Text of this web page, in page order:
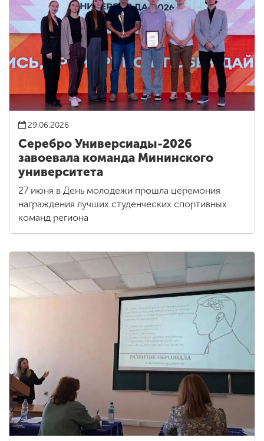
29.06.2026
Серебро Универсиады-2026
завоевала команда Мининского
университета
27 июня в День молодежи прошла церемония
награждения лучших студенческих спортивных
команд региона